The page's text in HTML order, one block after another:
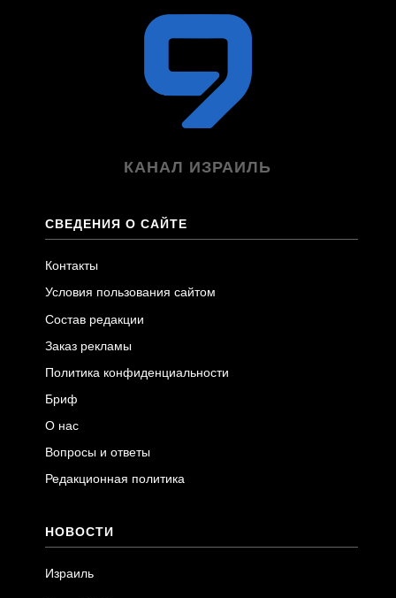
КАНАЛ ИЗРАИЛЬ
СВЕДЕНИЯ О САЙТЕ
Контакты
Условия пользования сайтом
Состав редакции
Заказ рекламы
Политика конфиденциальности
Бриф
О нас
Вопросы и ответы
Редакционная политика
НОВОСТИ
Израиль